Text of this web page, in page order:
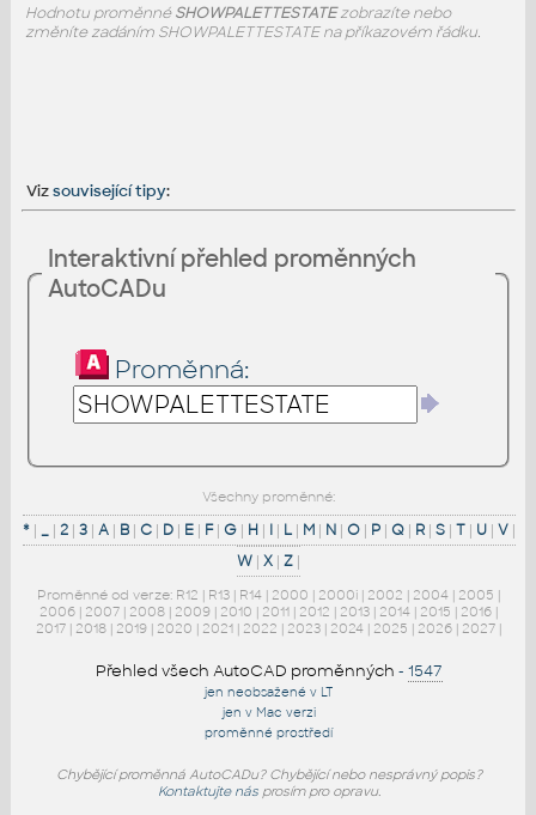
Hodnotu proměnnéSHOWPALETTESTATEzobrazíte nebo
změníte zadáním SHOWPALETTESTATE na příkazovém řádku.
Vizsouvisející tipy:
Interaktivní přehled proměnných
AutoCADu
Proměnná:
Všechny proměnné:
*| _| 2| 3| A| B| C| D| E| F| G| H | I| L| M| N| O| P| Q| R| S| T| U| V|
W | X | Z |
Proměnné od verze: R12 | R13 | R14 | 2000 | 2000i | 2002 | 2004 | 2005 |
2006 | 2007 | 2008 | 2009 | 2010 | 2011 | 2012 | 2013 | 2014 | 2015 | 2016 |
2017 | 2018 | 2019 | 2020 | 2021 | 2022 | 2023 | 2024 | 2025 | 2026 | 2027 |
Přehled všech AutoCAD proměnných - 1547
jen neobsažené v LT
jen v Mac verzi
proměnné prostředí
Chybějící proměnná AutoCADu? Chybějící nebo nesprávný popis?
Kontaktujte násprosím pro opravu.